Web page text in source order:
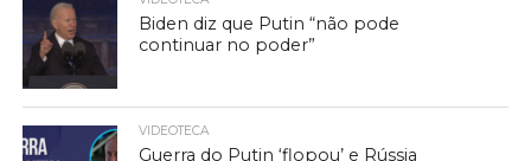
Biden diz que Putin “não pode
continuar no poder”
VIDEOTECA
Guerra do Putin ‘flopou’ e Rússia